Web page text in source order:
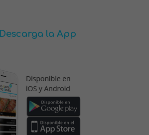
Descarga la App